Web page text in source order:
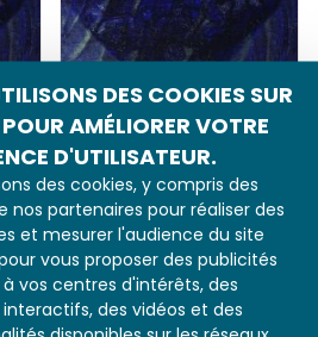
DES COOKIES SUR
AMÉLIORER VOTRE
D'UTILISATEUR.
des cookies, y compris des
nos partenaires pour réaliser des
et mesurer l'audience du site
vous proposer des publicités
vos centres d'intérêts, des
des vidéos et des
Synthèse plastique des
mouvements d'une
femme